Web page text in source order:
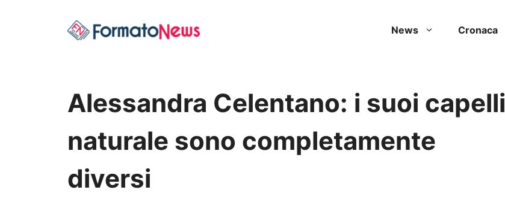
News Cronaca
Alessandra Celentano: i suoi capelli
naturale sono completamente
diversi